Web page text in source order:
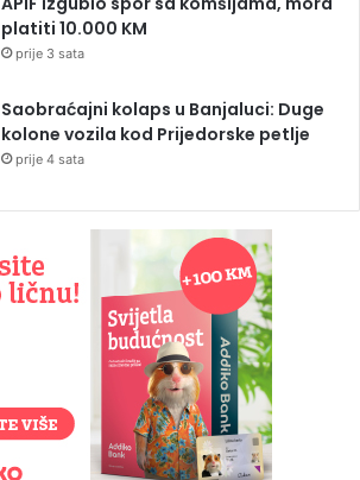
platiti 10.000 KM
prije 3 sata
Saobraćajni kolaps u Banjaluci: Duge
kolone vozila kod Prijedorske petlje
prije 4 sata